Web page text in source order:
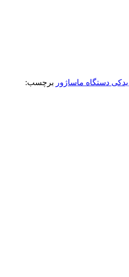
دستگاه ماساژور برچسب: